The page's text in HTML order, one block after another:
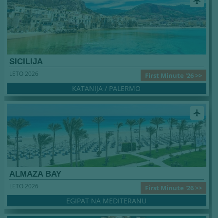
SICILIJA
First Minute '26 >>
LETO 2026
KATANIJA / PALERMO
airplanemode_active
ALMAZA BAY
First Minute '26 >>
LETO 2026
EGIPAT NA MEDITERANU